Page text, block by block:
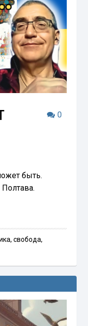
0
быть.
, свобода,